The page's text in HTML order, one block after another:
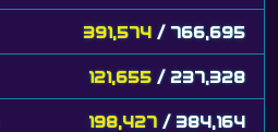
391,574 / 766,695
121,655 / 237,328
198,427 / 384,164